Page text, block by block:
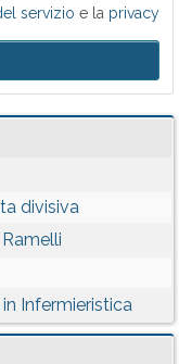
servizio e la privacy
divisiva
Infermieristica